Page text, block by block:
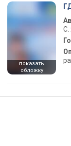
показать
обложку
С.